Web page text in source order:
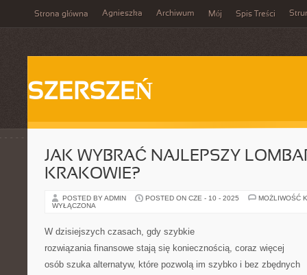
Strona główna Agnieszka Archiwum Mój Spis Treści
SZERSZEŃ
JAK WYBRAĆ NAJLEPSZY
KRAKOWIE?
POSTED BY ADMIN POSTED ON CZE - 10 - 2025
MOŻLIWOŚĆ
WYŁĄCZONA
W dzisiejszych czasach, gdy szybkie
rozwiązania finansowe stają się koniecznością, coraz więcej
osób szuka alternatyw, które pozwolą im szybko i bez zbędnych